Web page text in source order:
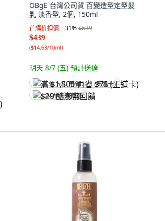
OBgE 台灣公司貨 百變造型定型髮
乳 淡香型, 2個, 150ml
首購折扣價 31%$639
$439
($14.63/10ml)
明天 8/7 (五) 預計送達
满 $1,500 再省 $75 (王道卡)
$29 酷澎幣回饋